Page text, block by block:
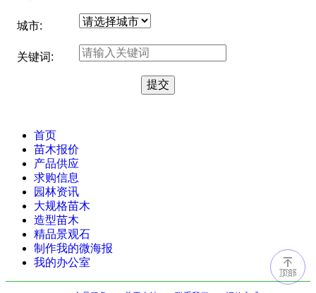
城市:
关键词:
首页
苗木报价
产品供应
求购信息
园林资讯
大规格苗木
造型苗木
精品景观石
制作我的微海报
我的办公室